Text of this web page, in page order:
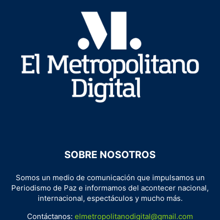
SOBRE NOSOTROS
Somos un medio de comunicación que impulsamos un
Periodismo de Paz e informamos del acontecer nacional,
internacional, espectáculos y mucho más.
Contáctanos: elmetropolitanodigital@gmail.com